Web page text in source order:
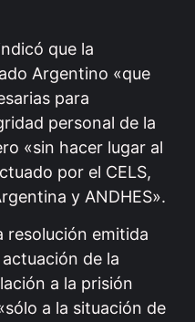
que la
Argentino «que
para
personal de la
«sin hacer lugar al
por el CELS,
y ANDHES».
resolución emitida
de la
a la prisión
a la situación de